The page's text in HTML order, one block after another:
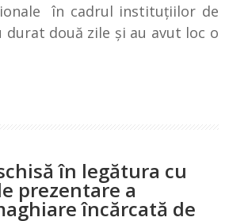
în cadrul instituţiilor de
durat două zile şi au avut loc o
în legătura cu
prezentare a
încărcată de